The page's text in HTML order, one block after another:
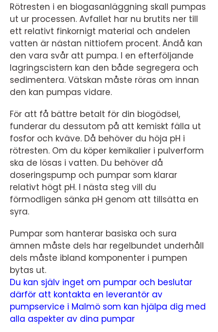
Rötresten i en biogasanläggning skall pumpas
ut ur processen. Avfallet har nu brutits ner till
ett relativt finkornigt material och andelen
vatten är nästan nittiofem procent. Ändå kan
den vara svår att pumpa. I en efterföljande
lagringscistern kan den både segregera och
sedimentera. Vätskan måste röras om innan
den kan pumpas vidare.
För att få bättre betalt för din biogödsel,
funderar du dessutom på att kemiskt fälla ut
fosfor och kväve. Då behöver du höja pH i
rötresten. Om du köper kemikalier i pulverform
ska de lösas i vatten. Du behöver då
doseringspump och pumpar som klarar
relativt högt pH. I nästa steg vill du
förmodligen sänka pH genom att tillsätta en
syra.
Pumpar som hanterar basiska och sura
ämnen måste dels har regelbundet underhåll
dels måste ibland komponenter i pumpen
bytas ut.
Du kan själv inget om pumpar och beslutar
därför att kontakta en leverantör av
pumpservice i Malmö som kan hjälpa dig med
alla aspekter av dina pumpar